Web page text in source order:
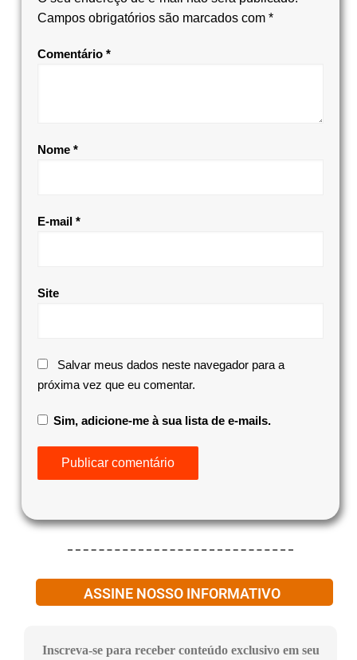
Campos obrigatórios são marcados com *
Comentário *
Nome *
E-mail *
Site
Salvar meus dados neste navegador para a
próxima vez que eu comentar.
Sim, adicione-me à sua lista de e-mails.
ASSINE NOSSO INFORMATIVO
Inscreva-se para receber conteúdo exclusivo em seu